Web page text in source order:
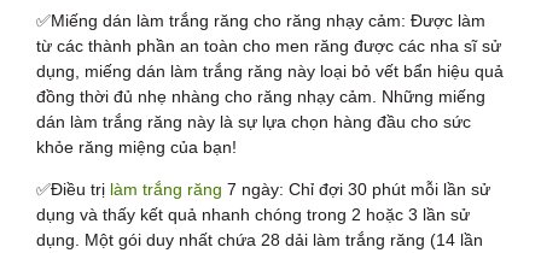
✅Miếng dán làm trắng răng cho răng nhạy cảm: Được làm
từ các thành phần an toàn cho men răng được các nha sĩ sử
dụng, miếng dán làm trắng răng này loại bỏ vết bẩn hiệu quả
đồng thời đủ nhẹ nhàng cho răng nhạy cảm. Những miếng
dán làm trắng răng này là sự lựa chọn hàng đầu cho sức
khỏe răng miệng của bạn!
✅Điều trị làm trắng răng 7 ngày: Chỉ đợi 30 phút mỗi lần sử
dụng và thấy kết quả nhanh chóng trong 2 hoặc 3 lần sử
dụng. Một gói duy nhất chứa 28 dải làm trắng răng (14 lần